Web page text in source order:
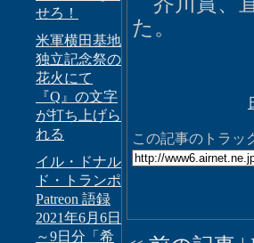
せろ！
米軍横田基地
独立記念祭の
花火にて
『Q』の文字
が打ち上げら
れる
イル・ドナル
ド・トランポ
Patreon 語録
2021年6月6日
～9日分「希
た。
この記事のトラッ